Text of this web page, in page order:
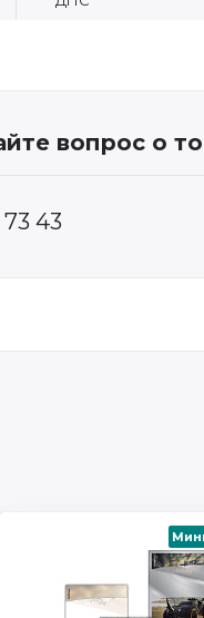
вопрос о
43
Торговая марка:
Смотреть все